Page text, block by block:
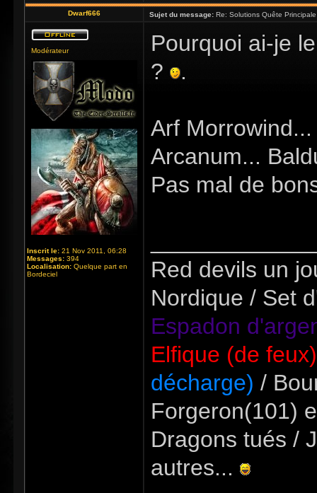
Dwarf666 Sujet du message: Re: Solutions Quête
Modérateur
Inscrit le: 21 Nov 2011, 06:28
Messages: 394
Localisation: Quelque part en
Bordeciel
Pourquoi ai-je
?
.
Arf
Arcanum...
Pas mal de
Red devils un
Nordique / Set
Espadon
Elfique (de
décharge) /
Forgeron(101)
Dragons tués /
autres...